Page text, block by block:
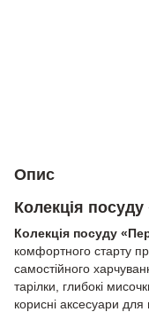
Опис
Колекція
Колекція посуду
комфортного старту
самостійного
тарілки, глибокі
корисні аксесуари